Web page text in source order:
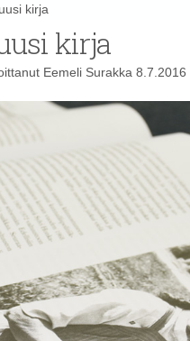
kirja
kirja
Eemeli Surakka 8.7.2016